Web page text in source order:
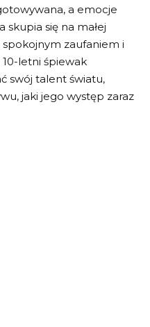
a emocje
skupia się na małej
zaufaniem i
letni śpiewak
swój talent światu,
jaki jego występ zaraz